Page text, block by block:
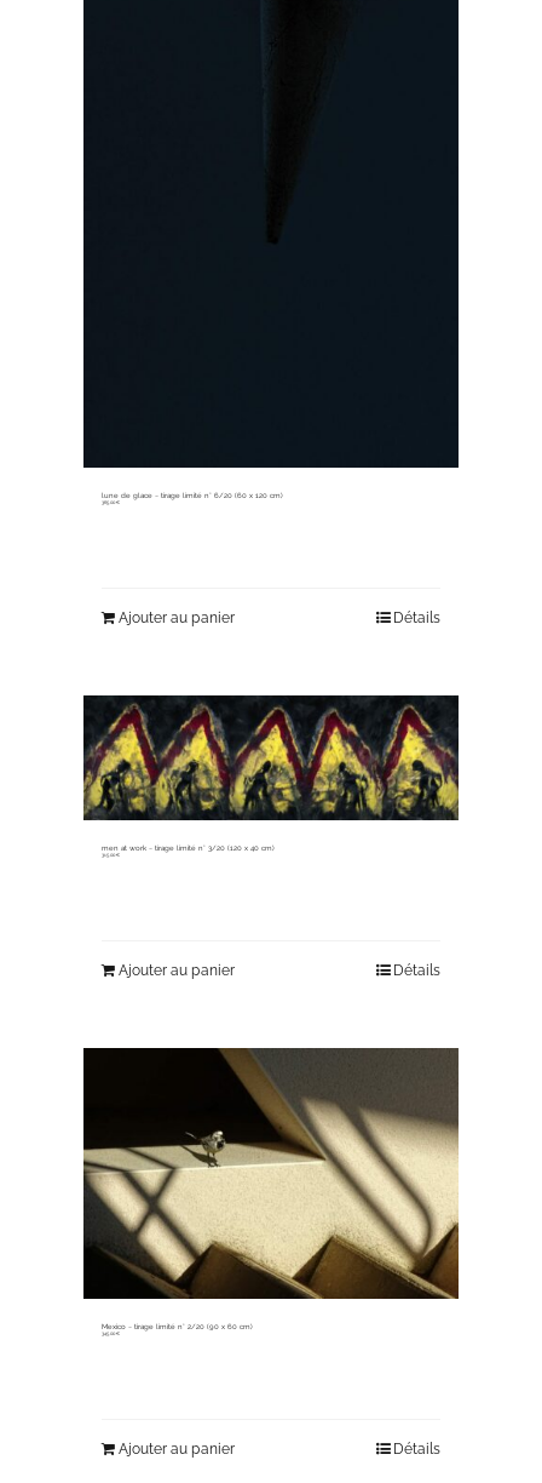
lune de glace ~ tirage limité n° 6/20 (60 x 120 cm)
365,00€
Ajouter au panier Détails
men at work ~ tirage limité n° 3/20 (120 x 40 cm)
315,00€
Ajouter au panier Détails
Mexico ~ tirage limité n° 2/20 (90 x 60 cm)
345,00€
Ajouter au panier Détails